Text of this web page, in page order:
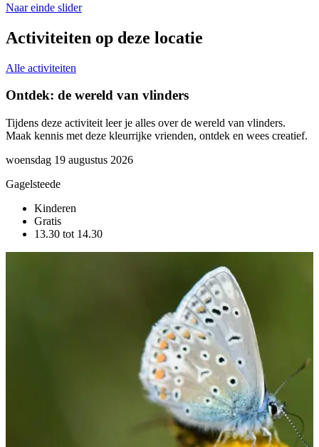
Naar einde slider
Activiteiten op deze locatie
Alle activiteiten
Ontdek: de wereld van vlinders
Tijdens deze activiteit leer je alles over de wereld van vlinders.
Maak kennis met deze kleurrijke vrienden, ontdek en wees creatief.
woensdag 19 augustus 2026
Gagelsteede
Kinderen
Gratis
13.30 tot 14.30